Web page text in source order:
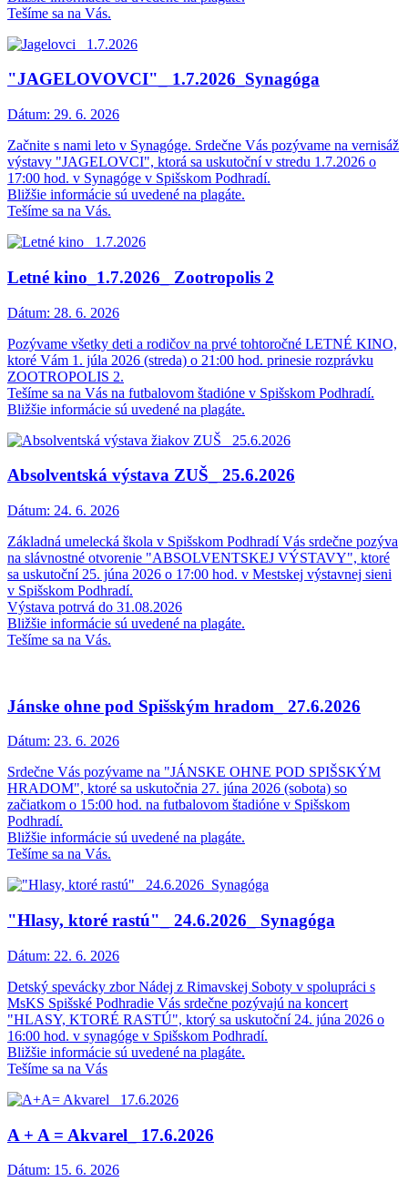
Tešíme sa na Vás.
"JAGELOVOVCI"_ 1.7.2026_Synagóga
Dátum: 29. 6. 2026
Začnite s nami leto v Synagóge. Srdečne Vás pozývame na vernisáž
výstavy "JAGELOVCI", ktorá sa uskutoční v stredu 1.7.2026 o
17:00 hod. v Synagóge v Spišskom Podhradí.
Bližšie informácie sú uvedené na plagáte.
Tešíme sa na Vás.
Letné kino_1.7.2026_ Zootropolis 2
Dátum: 28. 6. 2026
Pozývame všetky deti a rodičov na prvé tohtoročné LETNÉ KINO,
ktoré Vám 1. júla 2026 (streda) o 21:00 hod. prinesie rozprávku
ZOOTROPOLIS 2.
Tešíme sa na Vás na futbalovom štadióne v Spišskom Podhradí.
Bližšie informácie sú uvedené na plagáte.
Absolventská výstava ZUŠ_ 25.6.2026
Dátum: 24. 6. 2026
Základná umelecká škola v Spišskom Podhradí Vás srdečne pozýva
na slávnostné otvorenie "ABSOLVENTSKEJ VÝSTAVY", ktoré
sa uskutoční 25. júna 2026 o 17:00 hod. v Mestskej výstavnej sieni
v Spišskom Podhradí.
Výstava potrvá do 31.08.2026
Bližšie informácie sú uvedené na plagáte.
Tešíme sa na Vás.
Jánske ohne pod Spišským hradom_ 27.6.2026
Dátum: 23. 6. 2026
Srdečne Vás pozývame na "JÁNSKE OHNE POD SPIŠSKÝM
HRADOM", ktoré sa uskutočnia 27. júna 2026 (sobota) so
začiatkom o 15:00 hod. na futbalovom štadióne v Spišskom
Podhradí.
Bližšie informácie sú uvedené na plagáte.
Tešíme sa na Vás.
"Hlasy, ktoré rastú"_ 24.6.2026_ Synagóga
Dátum: 22. 6. 2026
Detský spevácky zbor Nádej z Rimavskej Soboty v spolupráci s
MsKS Spišské Podhradie Vás srdečne pozývajú na koncert
"HLASY, KTORÉ RASTÚ", ktorý sa uskutoční 24. júna 2026 o
16:00 hod. v synagóge v Spišskom Podhradí.
Bližšie informácie sú uvedené na plagáte.
Tešíme sa na Vás
A + A = Akvarel_ 17.6.2026
Dátum: 15. 6. 2026